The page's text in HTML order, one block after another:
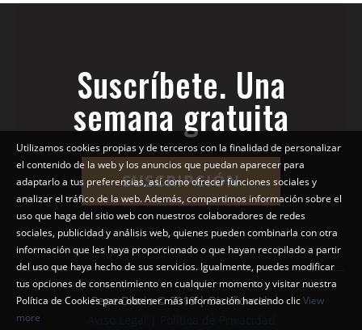
Suscríbete. Una
semana gratuita
SUSCRIPCIÓN
Pepe Diario © 2018 | Diseño web
Utilizamos cookies propias y de terceros con la finalidad de personalizar
el contenido de la web y los anuncios que puedan aparecer para
adaptarlo a tus preferencias, así como ofrecer funciones sociales y
analizar el tráfico de la web. Además, compartimos información sobre el
uso que haga del sitio web con nuestros colaboradores de redes
sociales, publicidad y análisis web, quienes pueden combinarla con otra
información que les haya proporcionado o que hayan recopilado a partir
del uso que haya hecho de sus servicios. Igualmente, puedes modificar
tus opciones de consentimiento en cualquier momento y visitar nuestra
Política de Cookies para obtener más información haciendo clicView
more